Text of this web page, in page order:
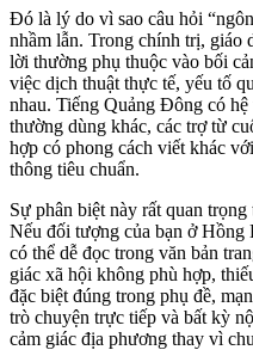
Đó là lý do vì sao câu hỏi
nhầm lẫn. Trong chính trị, giáo
lời thường phụ thuộc vào bối
việc dịch thuật thực tế, yếu tố
nhau. Tiếng Quảng Đông có
thường dùng khác, các trợ từ
hợp có phong cách viết khác
thông tiêu chuẩn.
Sự phân biệt này rất quan
Nếu đối tượng của bạn ở
có thể dễ đọc trong văn bản
giác xã hội không phù hợp,
đặc biệt đúng trong phụ đề,
trò chuyện trực tiếp và bất kỳ
cảm giác địa phương thay vì